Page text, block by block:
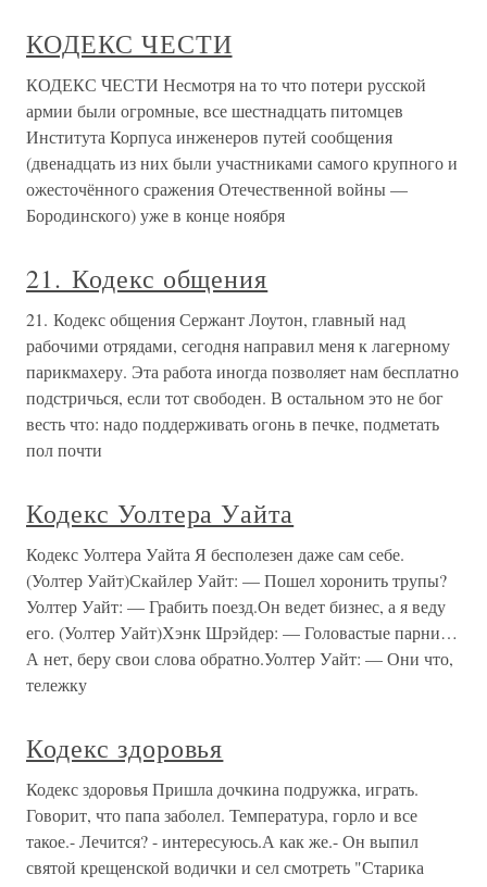
КОДЕКС ЧЕСТИ
КОДЕКС ЧЕСТИ Несмотря на то что потери русской
армии были огромные, все шестнадцать питомцев
Института Корпуса инженеров путей сообщения
(двенадцать из них были участниками самого крупного и
ожесточённого сражения Отечественной войны —
Бородинского) уже в конце ноября
21. Кодекс общения
21. Кодекс общения Сержант Лоутон, главный над
рабочими отрядами, сегодня направил меня к лагерному
парикмахеру. Эта работа иногда позволяет нам бесплатно
подстричься, если тот свободен. В остальном это не бог
весть что: надо поддерживать огонь в печке, подметать
пол почти
Кодекс Уолтера Уайта
Кодекс Уолтера Уайта Я бесполезен даже сам себе.
(Уолтер Уайт)Скайлер Уайт: — Пошел хоронить трупы?
Уолтер Уайт: — Грабить поезд.Он ведет бизнес, а я веду
его. (Уолтер Уайт)Хэнк Шрэйдер: — Головастые парни…
А нет, беру свои слова обратно.Уолтер Уайт: — Они что,
тележку
Кодекс здоровья
Кодекс здоровья Пришла дочкина подружка, играть.
Говорит, что папа заболел. Температура, горло и все
такое.- Лечится? - интересуюсь.А как же.- Он выпил
святой крещенской водички и сел смотреть "Старика